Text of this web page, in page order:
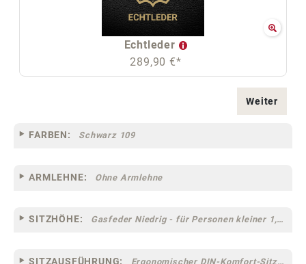
Echtleder
289,90 €*
Weiter
FARBEN: Schwarz 109
ARMLEHNE: Ohne Armlehne
SITZHÖHE: Gasfeder Niedrig - für Personen kleiner 1,60 m
SITZAUSFÜHRUNG: Ergonomischer DIN-Komfort-Sitz [75]